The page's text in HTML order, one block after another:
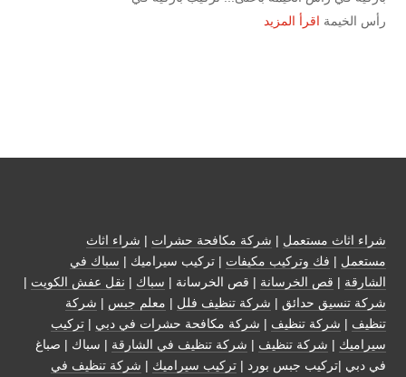
رأس الخيمة اقرأ المزيد
شراء اثاث مستعمل | شركة مكافحة حشرات | شراء اثاث
مستعمل | فك وتركيب مكيفات | تركيب سيراميك | سباك في
الشارقة | قص الخرسانة | قص الخرسانة | سباك | نقل عفش الكويت |
شركة تنسيق حدائق | شركة تنظيف فلل | معلم جبس | شركة
تنظيف | شركة تنظيف | شركة مكافحة حشرات في دبي | تركيب
سيراميك | شركة تنظيف | شركة تنظيف في الشارقة | سباك | صباغ
في دبي |تركيب جبس بورد | تركيب سيراميك | شركة تنظيف في